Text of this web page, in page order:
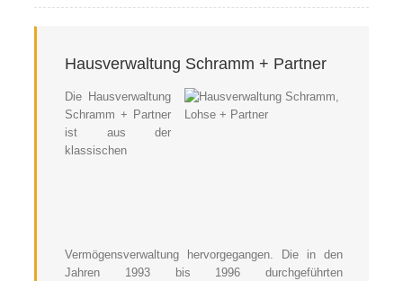
Hausverwaltung Schramm + Partner
Die Hausverwaltung
Schramm + Partner
ist aus der
klassischen
Vermögensverwaltung hervorgegangen. Die in den
Jahren 1993 bis 1996 durchgeführten